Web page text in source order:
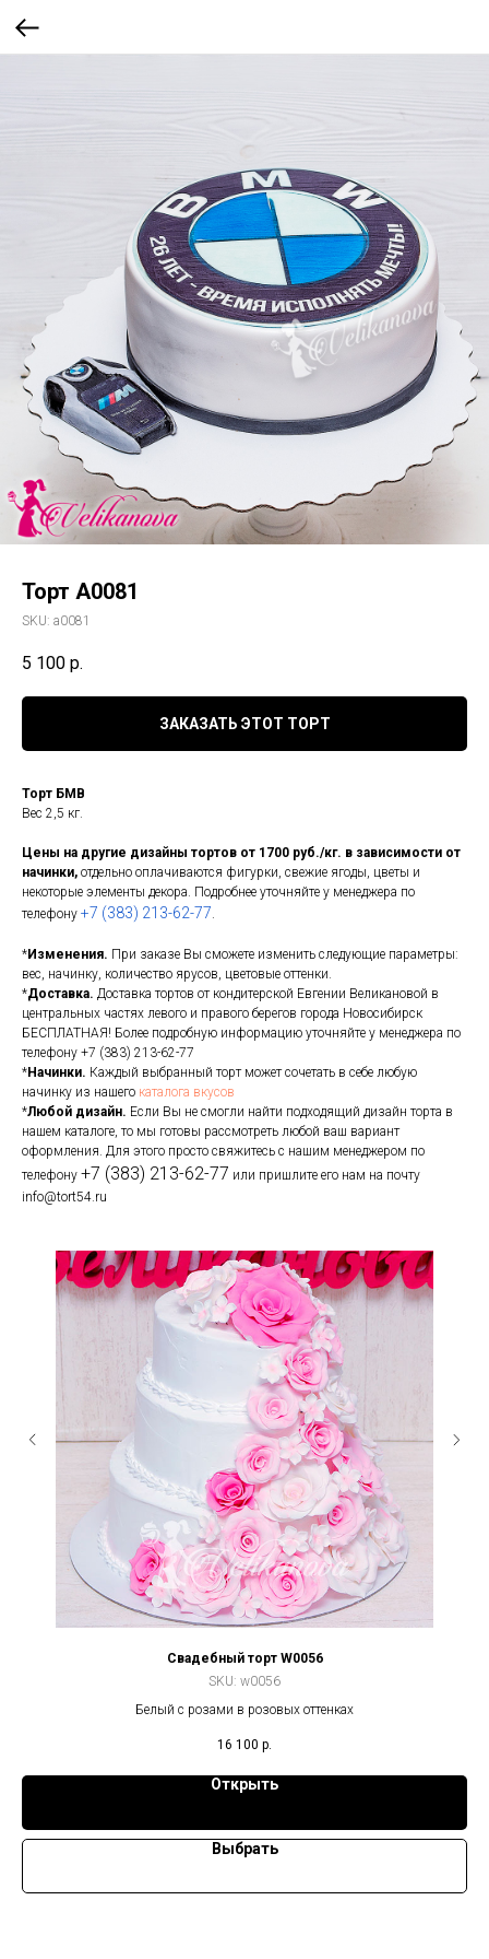
Торт A0081
SKU: a0081
5 100 р.
ЗАКАЗАТЬ ЭТОТ ТОРТ
Торт БМВ
Вес 2,5 кг.
Цены на другие дизайны тортов от 1700 руб./кг. в зависимости от
начинки, отдельно оплачиваются фигурки, свежие ягоды, цветы и
некоторые элементы декора. Подробнее уточняйте у менеджера по
телефону +7 (383) 213-62-77.
*Изменения. При заказе Вы сможете изменить следующие параметры:
вес, начинку, количество ярусов, цветовые оттенки.
*Доставка. Доставка тортов от кондитерской Евгении Великановой в
центральных частях левого и правого берегов города Новосибирск
БЕСПЛАТНАЯ! Более подробную информацию уточняйте у менеджера по
телефону +7 (383) 213-62-77
*Начинки. Каждый выбранный торт может сочетать в себе любую
начинку из нашего каталога вкусов
*Любой дизайн. Если Вы не смогли найти подходящий дизайн торта в
нашем каталоге, то мы готовы рассмотреть любой ваш вариант
оформления. Для этого просто свяжитесь с нашим менеджером по
телефону +7 (383) 213-62-77 или пришлите его нам на почту
info@tort54.ru
Свадебный торт W0056
SKU: w0056
Белый с розами в розовых оттенках
16 100 р.
Открыть
Выбрать